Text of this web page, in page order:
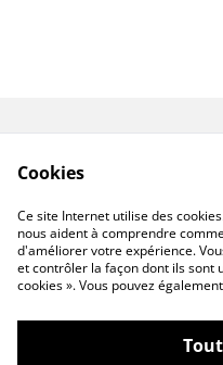
Cookies
Ce site Internet utilise des
nous aident à comprendre
d'améliorer votre expérience.
et contrôler la façon dont ils sont
cookies ». Vous pouvez